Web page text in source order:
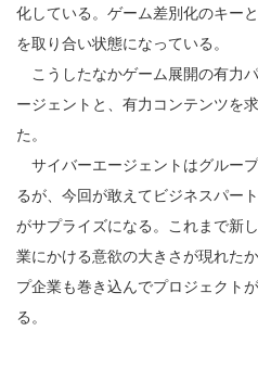
化している。ゲーム差別化のキー
を取り合い状態になっている。
こうしたなかゲーム展開の有力
ージェントと、有力コンテンツを
た。
サイバーエージェントはグルー
るが、今回が敢えてビジネスパー
がサプライズになる。これまで新
業にかける意欲の大きさが現れた
プ企業も巻き込んでプロジェクト
る。